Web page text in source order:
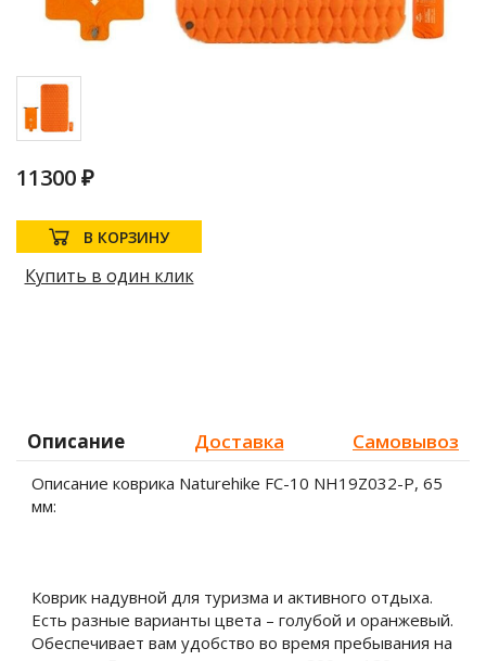
11300 ₽
В КОРЗИНУ
Купить в один клик
Описание Доставка Самовывоз
Описание коврика Naturehike FC-10 NH19Z032-P, 65
мм:
Коврик надувной для туризма и активного отдыха.
Есть разные варианты цвета – голубой и оранжевый.
Обеспечивает вам удобство во время пребывания на